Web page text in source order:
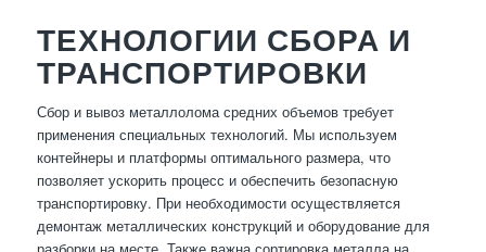
ТЕХНОЛОГИИ СБОРА И
ТРАНСПОРТИРОВКИ
Сбор и вывоз металлолома средних объемов требует
применения специальных технологий. Мы используем
контейнеры и платформы оптимального размера, что
позволяет ускорить процесс и обеспечить безопасную
транспортировку. При необходимости осуществляется
демонтаж металлических конструкций и оборудование для